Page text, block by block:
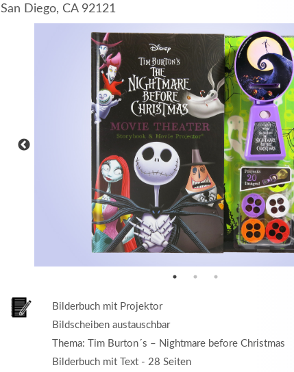
San Diego, CA 92121
Bilderbuch mit Projektor
Bildscheiben austauschbar
Thema: Tim Burton´s – Nightmare before Christmas
Bilderbuch mit Text - 28 Seiten
MEHR INFOS
Registrieren